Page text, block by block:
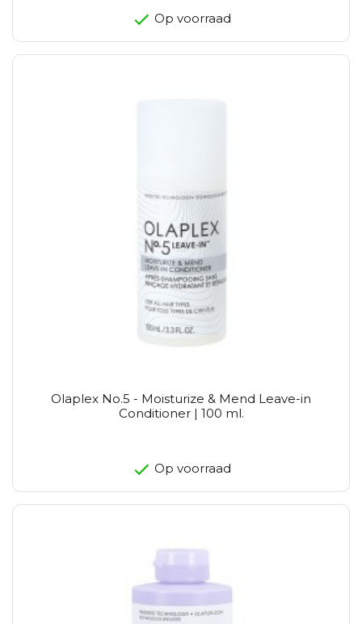
Op voorraad
Olaplex No.5 - Moisturize & Mend Leave-in
Conditioner | 100 ml.
Op voorraad